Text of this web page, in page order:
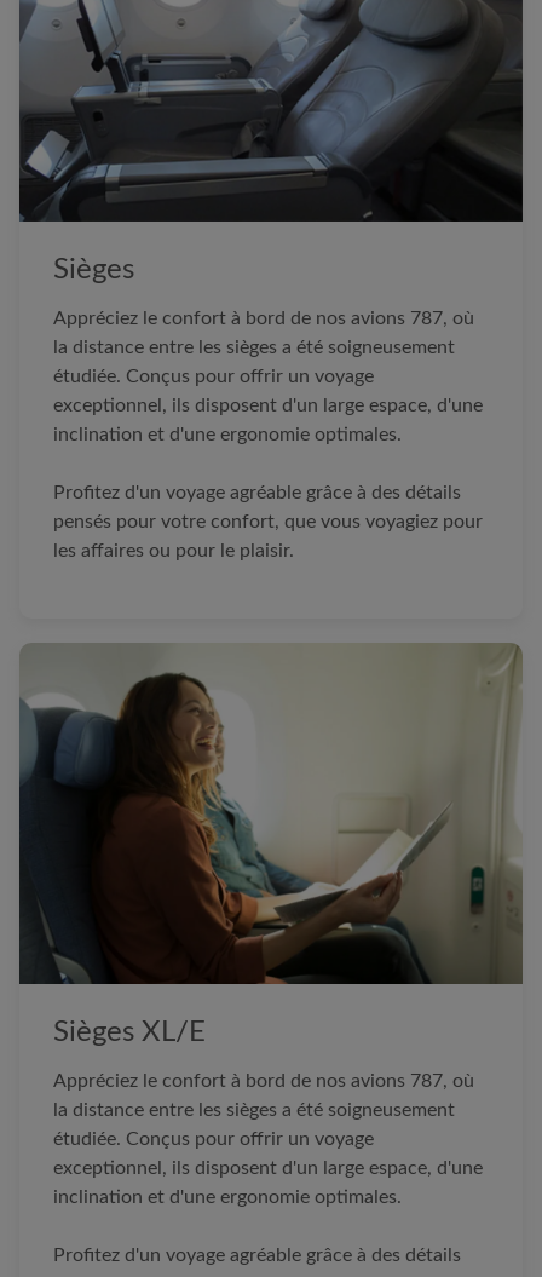
Sièges
Appréciez le confort à bord de nos avions 787, où
la distance entre les sièges a été soigneusement
étudiée. Conçus pour offrir un voyage
exceptionnel, ils disposent d'un large espace, d'une
inclination et d'une ergonomie optimales.
Profitez d'un voyage agréable grâce à des détails
pensés pour votre confort, que vous voyagiez pour
les affaires ou pour le plaisir.
Sièges XL/E
Appréciez le confort à bord de nos avions 787, où
la distance entre les sièges a été soigneusement
étudiée. Conçus pour offrir un voyage
exceptionnel, ils disposent d'un large espace, d'une
inclination et d'une ergonomie optimales.
Profitez d'un voyage agréable grâce à des détails